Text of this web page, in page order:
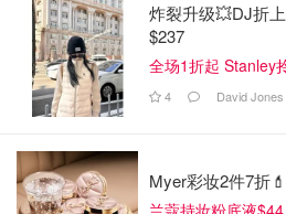
炸裂升级💥DJ折
$237
全场1折起 Stanley
4 David Jones
Myer彩妆2件7折
兰蔻持妆粉底液$44